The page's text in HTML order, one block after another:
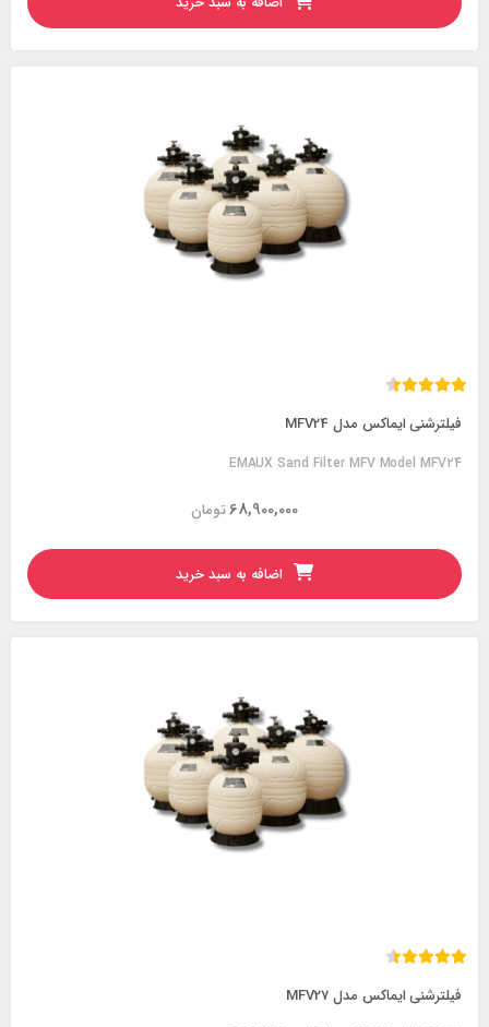
فیلترشنی ایماکس مدل MFV24
EMAUX Sand Filter MFV Model MFV24
تومان68,900,000
اضافه به سبد خرید
فیلترشنی ایماکس مدل MFV27